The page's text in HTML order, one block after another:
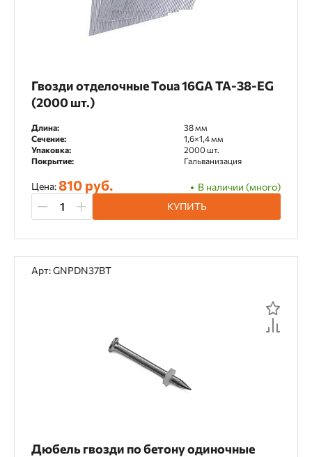
Гвозди отделочные Toua 16GA TA-38-EG
(2000 шт.)
Длина:
38 мм
Сечение:
1,6×1,4 мм
Упаковка:
2000 шт.
Покрытие:
Гальванизация
Цена:810 руб.
В наличии (много)
КУПИТЬ
Арт: GNPDN37BT
Дюбель гвозди по бетону одиночные